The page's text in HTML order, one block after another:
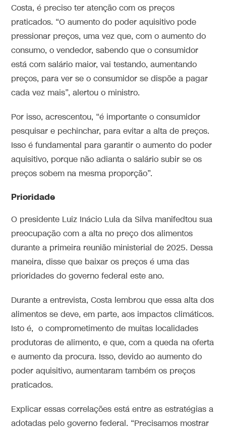
Costa, é preciso ter atenção com os preços
praticados. “O aumento do poder aquisitivo pode
pressionar preços, uma vez que, com o aumento do
consumo, o vendedor, sabendo que o consumidor
está com salário maior, vai testando, aumentando
preços, para ver se o consumidor se dispõe a pagar
cada vez mais”, alertou o ministro.
Por isso, acrescentou, “é importante o consumidor
pesquisar e pechinchar, para evitar a alta de preços.
Isso é fundamental para garantir o aumento do poder
aquisitivo, porque não adianta o salário subir se os
preços sobem na mesma proporção”.
Prioridade
O presidente Luiz Inácio Lula da Silva manifedtou sua
preocupação com a alta no preço dos alimentos
durante a primeira reunião ministerial de 2025. Dessa
maneira, disse que baixar os preços é uma das
prioridades do governo federal este ano.
Durante a entrevista, Costa lembrou que essa alta dos
alimentos se deve, em parte, aos impactos climáticos.
Isto é, o comprometimento de muitas localidades
produtoras de alimento, e que, com a queda na oferta
e aumento da procura. Isso, devido ao aumento do
poder aquisitivo, aumentaram também os preços
praticados.
Explicar essas correlações está entre as estratégias a
adotadas pelo governo federal. “Precisamos mostrar